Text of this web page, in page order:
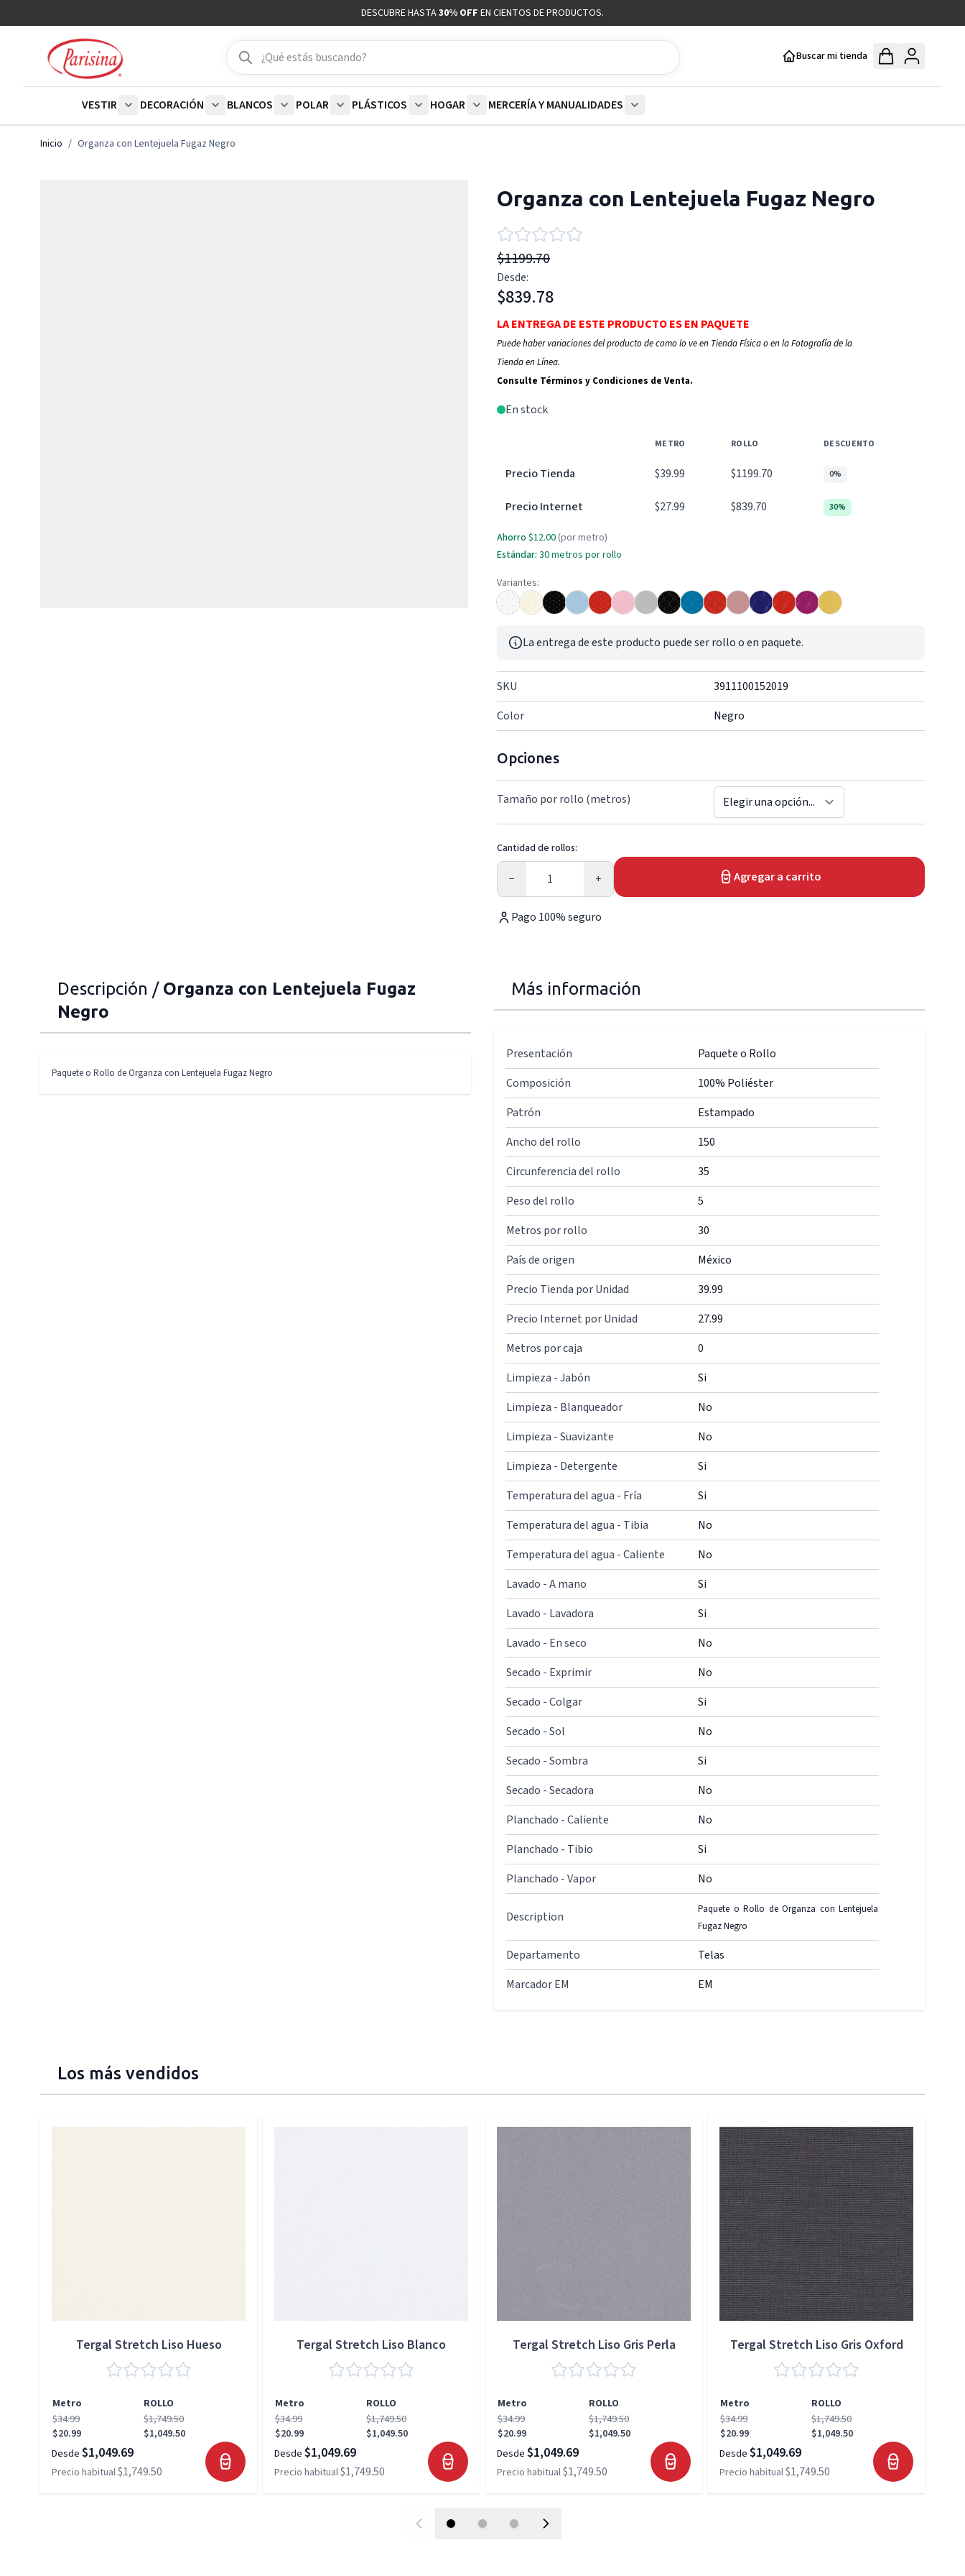
DESCUBRE HASTA30% OFF EN CIENTOS DE PRODUCTOS.
Buscar
Buscar
Buscar mi tienda
VESTIR
DECORACIÓN
BLANCOS
POLAR
PLÁSTICOS
HOGAR
MERCERÍA Y MANUALIDADES
Inicio / Organza con Lentejuela Fugaz Negro
Organza con Lentejuela Fugaz Negro
$1199.70
Desde:
$839.78
LA ENTREGA DE ESTE PRODUCTO ES EN PAQUETE
Puede haber variaciones del producto de como lo ve en Tienda Física o en la Fotografía de la
Tienda en Línea.
Consulte Términos y Condiciones de Venta.
En stock
METRO ROLLO DESCUENTO
Precio Tienda $39.99 $1199.70 0%
Precio Internet $27.99 $839.70 30%
Ahorro $12.00 (por metro)
Estándar: 30metros por rollo
Variantes:
La entrega de este producto puede ser rollo o en paquete.
SKU
3911100152019
Color
Negro
Opciones
Tamaño por rollo (metros)
Cantidad de rollos:
−
Cantidad
+ Agregar a carrito
Pago 100% seguro
Descripción / Organza con Lentejuela Fugaz
Negro
Paquete o Rollo de Organza con Lentejuela Fugaz Negro
Más información
Presentación
Paquete o Rollo
Composición
100% Poliéster
Patrón
Estampado
Ancho del rollo
150
Circunferencia del rollo
35
Peso del rollo
5
Metros por rollo
30
País de origen
México
Precio Tienda por Unidad
39.99
Precio Internet por Unidad
27.99
Metros por caja
0
Limpieza - Jabón
Si
Limpieza - Blanqueador
No
Limpieza - Suavizante
No
Limpieza - Detergente
Si
Temperatura del agua - Fría
Si
Temperatura del agua - Tibia
No
Temperatura del agua - Caliente
No
Lavado - A mano
Si
Lavado - Lavadora
Si
Lavado - En seco
No
Secado - Exprimir
No
Secado - Colgar
Si
Secado - Sol
No
Secado - Sombra
Si
Secado - Secadora
No
Planchado - Caliente
No
Planchado - Tibio
Si
Planchado - Vapor
No
Description
Paquete o Rollo de Organza con Lentejuela
Fugaz Negro
Departamento
Telas
Marcador EM
EM
Los más vendidos
Tergal Stretch Liso Hueso
Metro
ROLLO
$34.99
$20.99
$1,749.50
$1,049.50
Desde $1,049.69
Precio habitual$1,749.50
Tergal Stretch Liso Blanco
Metro
ROLLO
$34.99
$20.99
$1,749.50
$1,049.50
Desde $1,049.69
Precio habitual$1,749.50
Tergal Stretch Liso Gris Perla
Metro
ROLLO
$34.99
$20.99
$1,749.50
$1,049.50
Desde $1,049.69
Precio habitual$1,749.50
Tergal Stretch Liso Gris Oxford
Metro
ROLLO
$34.99
$20.99
$1,749.50
$1,049.50
Desde $1,049.69
Precio habitual$1,749.50